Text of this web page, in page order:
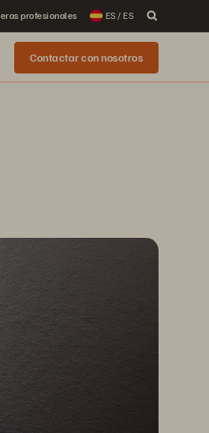
profesionales ES / ES
Contactar con nosotros